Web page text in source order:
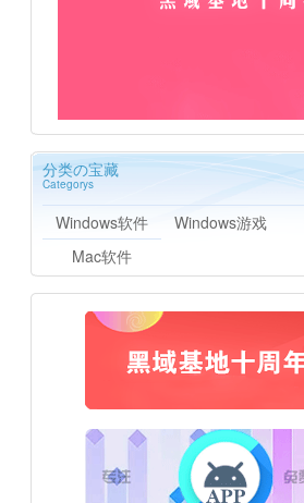
分类の宝藏
Categorys
Windows软件 Windows游戏
Mac软件